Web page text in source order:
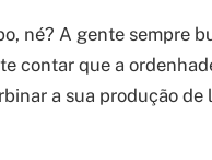
né? A gente sempre
contar que a
a sua produção de